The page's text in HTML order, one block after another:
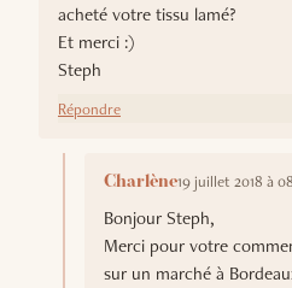
acheté votre tissu lamé?
Et merci :)
Steph
Répondre
Charlène19 juillet 2018 à
Bonjour Steph,
Merci pour votre
sur un marché à